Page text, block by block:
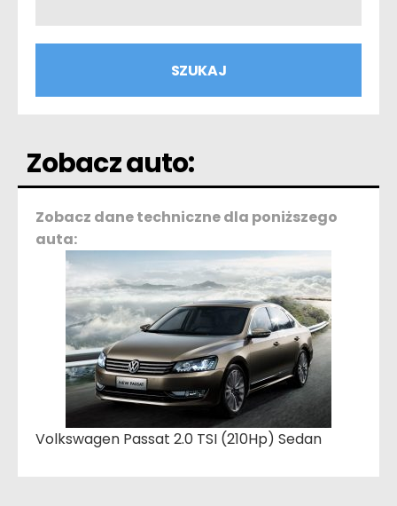
Zobacz auto:
Zobacz dane techniczne dla poniższego
auta:
Volkswagen Passat 2.0 TSI (210Hp) Sedan